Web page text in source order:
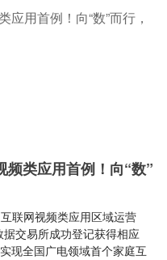
类应用首例！向“数”
联网视频类应用区域运营
交易所成功登记获得相应
现全国广电领域首个家庭互